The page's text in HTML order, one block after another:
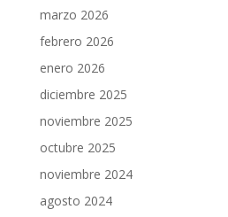
marzo 2026
febrero 2026
enero 2026
diciembre 2025
noviembre 2025
octubre 2025
noviembre 2024
agosto 2024